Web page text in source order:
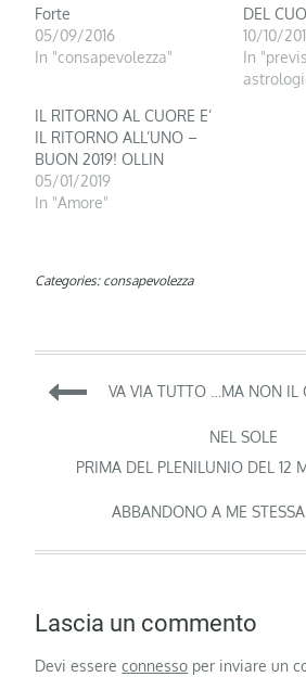
Forte
05/09/2016
In "consapevolezza"
DEL
10/10/
In
IL RITORNO AL CUORE E’
IL RITORNO ALL’UNO –
BUON 2019! OLLIN
05/01/2019
In "Amore"
Categories: consapevolezza
Navigazione
articoli
VA VIA TUTTO …MA NON IL
NEL SOLE
PRIMA DEL PLENILUNIO DEL 12
ABBANDONO A ME STESSA
Lascia un commento
Devi essereconnesso per inviare un